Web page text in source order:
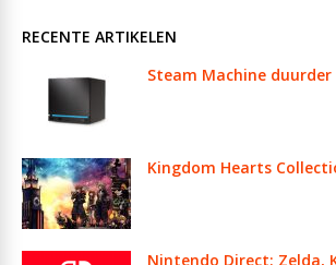
RECENTE ARTIKELEN
Steam Machine duurder
Kingdom Hearts
Nintendo Direct: Zelda,